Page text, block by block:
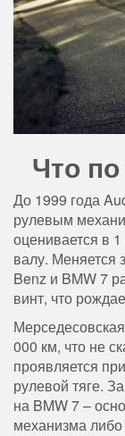
Что
До 1999 года
рулевым
оценивается в
валу. Меняется
Benz и BMW 7
винт, что
000 км, что не
проявляется
рулевой тяге.
на BMW 7 –
механизма